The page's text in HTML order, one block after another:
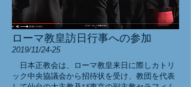
ローマ教皇訪日行事への参加
2019/11/24-25
日本正教会は、ローマ教皇来日に際しカトリ
ック中央協議会から招待状を受け、教団を代表